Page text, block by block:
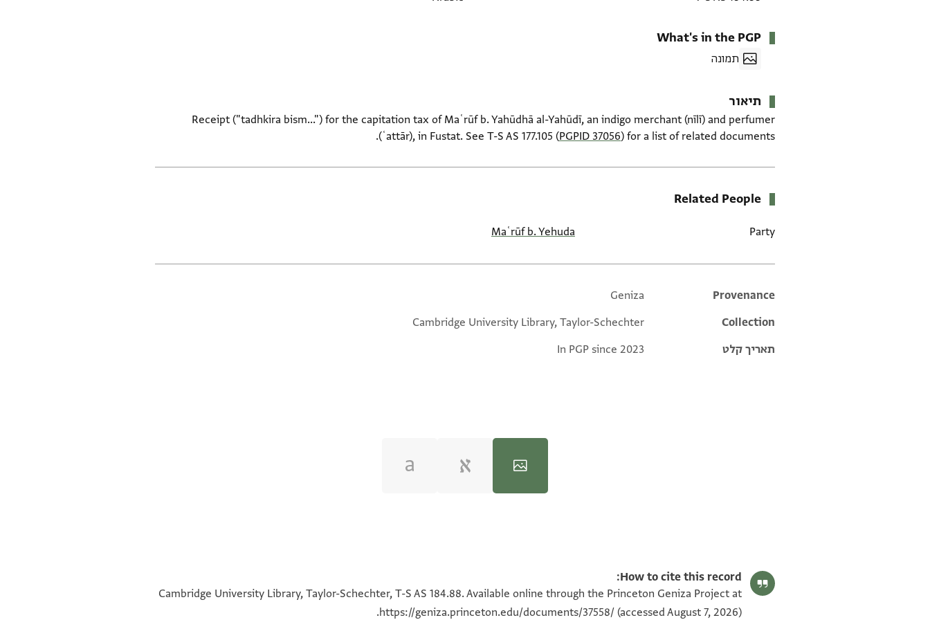
What's in the PGP
תמונה
תיאור
Receipt ("tadhkira bism...") for the capitation tax of Maʿrūf b. Yahūdhā al-Yahūdī, an indigo merchant (nīlī) and perfumer
(ʿattār), in Fustat. See T-S AS 177.105 (PGPID 37056) for a list of related documents.
Related People
Party
Maʿrūf b. Yehuda
Additional metadata
Provenance
Geniza
Collection
Cambridge University Library, Taylor-Schechter
תאריך קלט
In PGP since 2023
100%
100%
How to cite this record:
Cambridge University Library, Taylor-Schechter, T-S AS 184.88. Available online through the Princeton Geniza Project at
https://geniza.princeton.edu/documents/37558/ (accessed August 7, 2026).